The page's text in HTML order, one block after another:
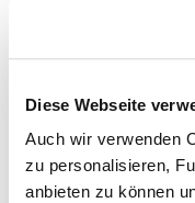
Diese Webseite
Auch wir verwenden
zu personalisieren,
anbieten zu können